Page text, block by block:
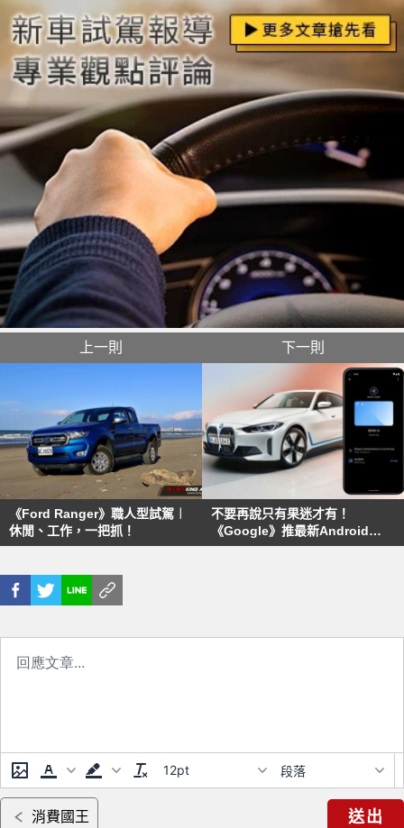
上一則
《Ford Ranger》職人型試駕︱
休閒、工作，一把抓！
下一則
不要再說只有果迷才有！
《Google》推最新Android
12「CarKey」功能 這台車率先
12pt 段落
消費國王 送出